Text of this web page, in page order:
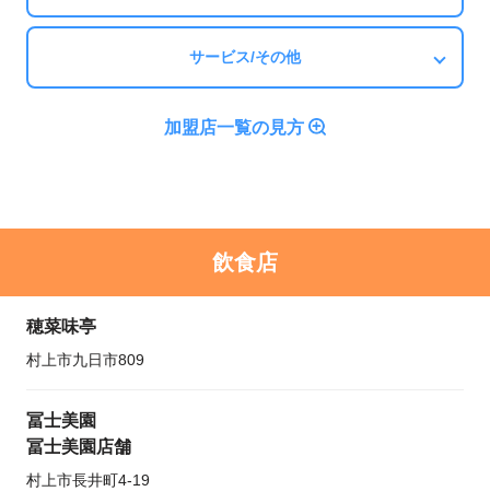
サービス/その他
加盟店一覧の見方
飲食店
穂菜味亭
村上市九日市809
冨士美園
冨士美園店舗
村上市長井町4-19